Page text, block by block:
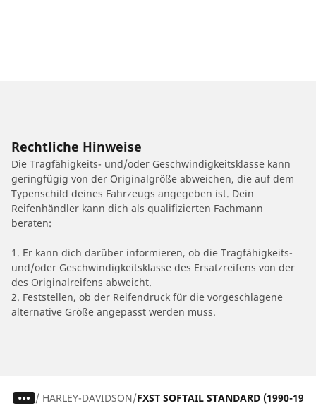
Rechtliche Hinweise
Die Tragfähigkeits- und/oder Geschwindigkeitsklasse kann
geringfügig von der Originalgröße abweichen, die auf dem
Typenschild deines Fahrzeugs angegeben ist. Dein
Reifenhändler kann dich als qualifizierten Fachmann
beraten:
1. Er kann dich darüber informieren, ob die Tragfähigkeits-
und/oder Geschwindigkeitsklasse des Ersatzreifens von der
des Originalreifens abweicht.
2. Feststellen, ob der Reifendruck für die vorgeschlagene
alternative Größe angepasst werden muss.
/ HARLEY-DAVIDSON FXST SOFTAIL STANDARD (1990-